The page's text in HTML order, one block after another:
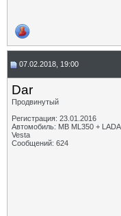
07.02.2018, 19:00
Dar
Продвинутый
Регистрация: 23.01.2016
Автомобиль: MB ML350 + LADA
Vesta
Сообщений: 624